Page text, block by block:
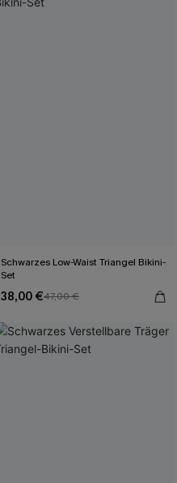
Schwarzes Low-Waist Triangel Bikini-
Set
38,00 €47,00 €